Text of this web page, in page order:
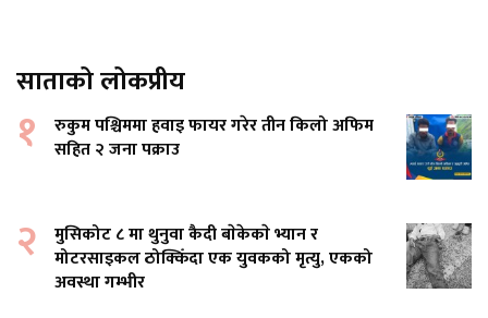
साताको लोकप्रीय
१
रुकुम पश्चिममा हवाइ फायर गरेर तीन किलो अफिम
सहित २ जना पक्राउ
२
मुसिकोट ८ मा थुनुवा कैदी बाेकेकाे भ्यान र
मोटरसाइकल ठोक्किँदा एक युवकको मृत्यु, एकको
अवस्था गम्भीर